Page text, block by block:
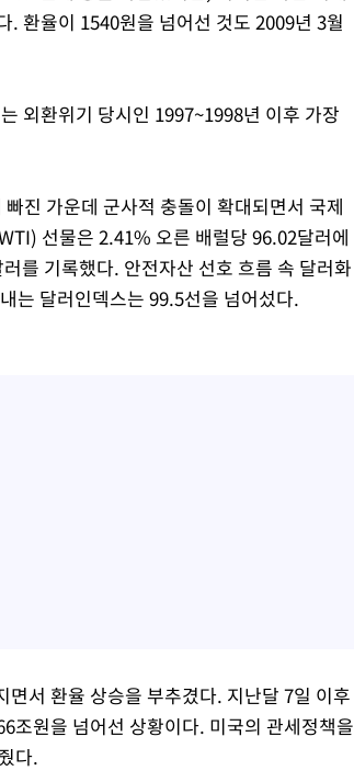
환율이 1540원을 넘어선 것도 2009년 3월
외환위기 당시인 1997~1998년 이후 가장
진 가운데 군사적 충돌이 확대되면서 국제
선물은 2.41% 오른 배럴당 96.02달러에
를 기록했다. 안전자산 선호 흐름 속 달러화
는 달러인덱스는 99.5선을 넘어섰다.
서 환율 상승을 부추겼다. 지난달 7일 이후
조원을 넘어선 상황이다. 미국의 관세정책을
다.